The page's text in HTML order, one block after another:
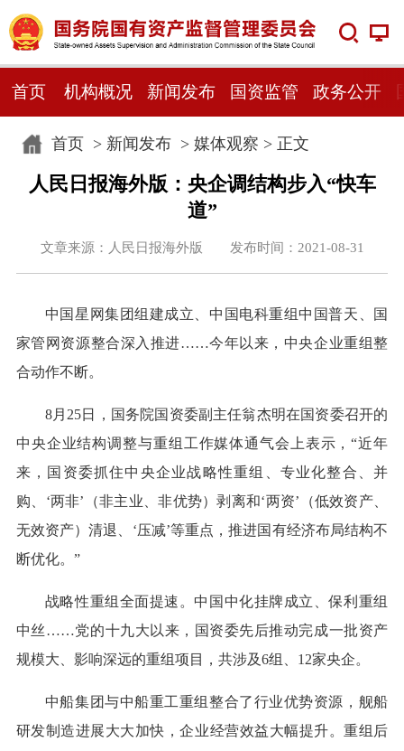
首页 机构概况 新闻发布 国资监管 政务公开
首页> 新闻发布> 媒体观察 > 正文
人民日报海外版：央企调结构步入“快车
道”
文章来源：人民日报海外版 发布时间：2021-08-31
中国星网集团组建成立、中国电科重组中国普天、国
家管网资源整合深入推进……今年以来，中央企业重组整
合动作不断。
8月25日，国务院国资委副主任翁杰明在国资委召开的
中央企业结构调整与重组工作媒体通气会上表示，“近年
来，国资委抓住中央企业战略性重组、专业化整合、并
购、‘两非’（非主业、非优势）剥离和‘两资’（低效资产、
无效资产）清退、‘压减’等重点，推进国有经济布局结构不
断优化。”
战略性重组全面提速。中国中化挂牌成立、保利重组
中丝……党的十九大以来，国资委先后推动完成一批资产
规模大、影响深远的重组项目，共涉及6组、12家央企。
中船集团与中船重工重组整合了行业优势资源，舰船
研发制造进展大大加快，企业经营效益大幅提升。重组后